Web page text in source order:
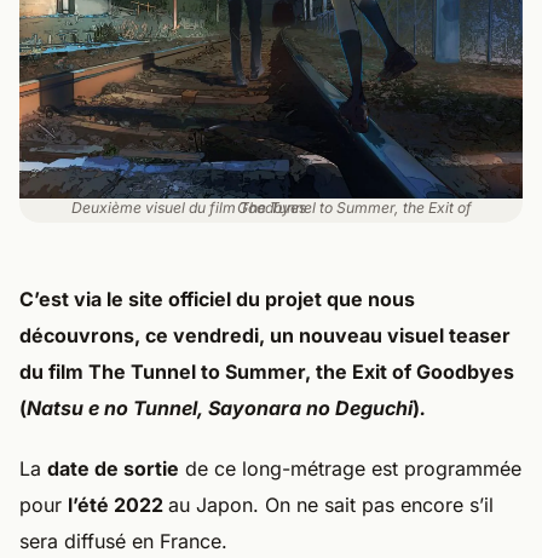
Deuxième visuel du film The Tunnel to Summer, the Exit of Goodbyes
C’est via le site officiel du projet que nous
découvrons, ce vendredi, un nouveau visuel teaser
du film The Tunnel to Summer, the Exit of Goodbyes
(Natsu e no Tunnel, Sayonara no Deguchi).
La date de sortie de ce long-métrage est programmée
pour l’été 2022 au Japon. On ne sait pas encore s’il
sera diffusé en France.